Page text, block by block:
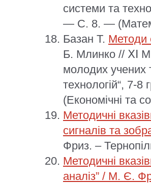
системи та
— С. 8. —
Базан Т. Методи
Б. Млинко // ⅩⅠ
молодих учених
технологій“,
(Економічні та
Методичні
сигналів та
Фриз. –
Методичні
аналіз” / М. Є.